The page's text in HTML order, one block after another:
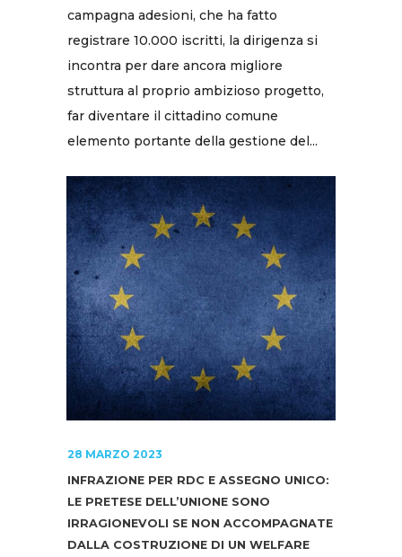
campagna adesioni, che ha fatto
registrare 10.000 iscritti, la dirigenza si
incontra per dare ancora migliore
struttura al proprio ambizioso progetto,
far diventare il cittadino comune
elemento portante della gestione del...
28 MARZO 2023
INFRAZIONE PER RDC E ASSEGNO UNICO:
LE PRETESE DELL’UNIONE SONO
IRRAGIONEVOLI SE NON ACCOMPAGNATE
DALLA COSTRUZIONE DI UN WELFARE